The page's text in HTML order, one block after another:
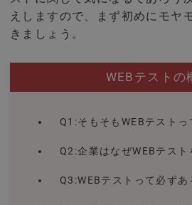
えしますので、まず初めにモヤ
きましょう。
WEBテストの
Q1:そもそもWEBテストっ
Q2:企業はなぜWEBテスト
Q3:WEBテストって必ずあ